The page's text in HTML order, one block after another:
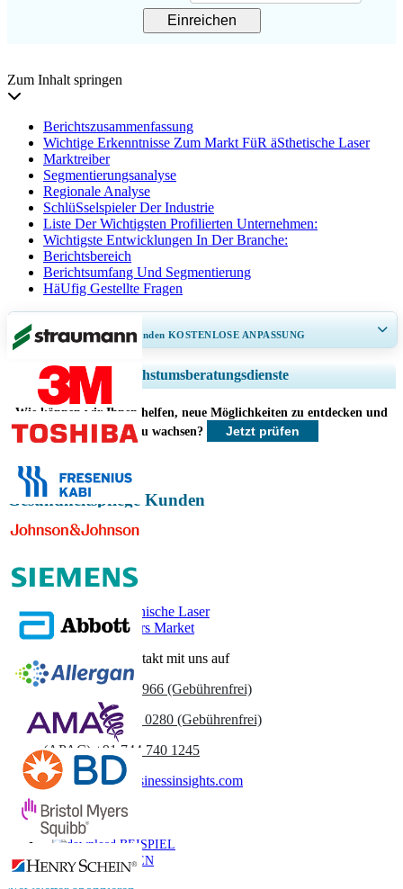
Einreichen
Zum Inhalt springen
Berichtszusammenfassung
Wichtige Erkenntnisse Zum Markt FüR äSthetische Laser
Marktreiber
Segmentierungsanalyse
Regionale Analyse
SchlüSselspieler Der Industrie
Liste Der Wichtigsten Profilierten Unternehmen:
Wichtigste Entwicklungen In Der Branche:
Berichtsbereich
Berichtsumfang Und Segmentierung
HäUfig Gestellte Fragen
ERHALTEN SIE 30–60stunden KOSTENLOSE ANPASSUNG
Regionale und länderspezifische Abdeckung erweitern, Segmentanalyse,
Unternehmensprofile, Wettbewerbs-Benchmarking, und Endnutzer-
Einblicke.
Jetzt anpassen
Wachstumsberatungsdienste
Wie können wir Ihnen helfen, neue Möglichkeiten zu entdecken und
schneller zu wachsen?
Jetzt prüfen
Gesundheitspflege Kunden
Verwandte Berichte
Markt für medizinische Laser
Ophthalmic Lasers Market
Nehmen Sie Kontakt mit uns auf
US
+1 833 909 2966 (Gebührenfrei)
UK+44 808 502 0280 (Gebührenfrei)
(APAC) +91 744 740 1245
sales@fortunebusinessinsights.com
Anruf
E-Mail
BEISPIEL
HERUNTERLADEN